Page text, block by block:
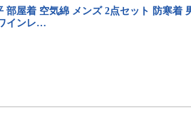
部屋着 空気綿 メンズ 2点セット 防寒着
インレ…